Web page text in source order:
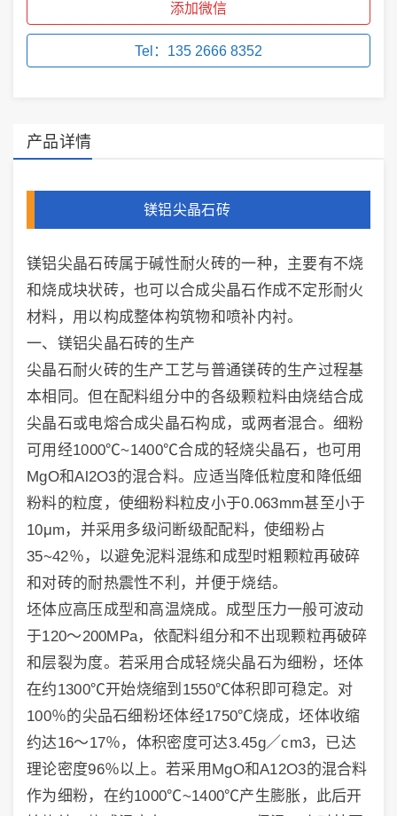
添加微信
Tel：135 2666 8352
产品详情
镁铝尖晶石砖
镁铝尖晶石砖属于碱性耐火砖的一种，主要有不烧
和烧成块状砖，也可以合成尖晶石作成不定形耐火
材料，用以构成整体构筑物和喷补内衬。
一、镁铝尖晶石砖的生产
尖晶石耐火砖的生产工艺与普通镁砖的生产过程基
本相同。但在配料组分中的各级颗粒料由烧结合成
尖晶石或电熔合成尖晶石构成，或两者混合。细粉
可用经1000℃~1400℃合成的轻烧尖晶石，也可用
MgO和Al2O3的混合料。应适当降低粒度和降低细
粉料的粒度，使细粉料粒皮小于0.063mm甚至小于
10μm，并采用多级问断级配配料，使细粉占
35~42％，以避免泥料混练和成型时粗颗粒再破碎
和对砖的耐热震性不利，并便于烧结。
坯体应高压成型和高温烧成。成型压力一般可波动
于120～200MPa，依配料组分和不出现颗粒再破碎
和层裂为度。若采用合成轻烧尖晶石为细粉，坯体
在约1300℃开始烧缩到1550℃体积即可稳定。对
100％的尖品石细粉坯体经1750℃烧成，坯体收缩
约达16～17％，体积密度可达3.45g／cm3，已达
理论密度96％以上。若采用MgO和A12O3的混合料
作为细粉，在约1000℃~1400℃产生膨胀，此后开